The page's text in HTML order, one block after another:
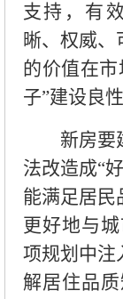
支持，有
晰、权威、
的价值在
子”建设良性
新房要
法改造成“
能满足居民
更好地与
项规划中注
解居住品